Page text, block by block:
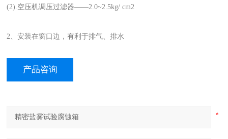
(2).空压机调压过滤器——2.0~2.5kg/ cm2
2、安装在窗口边，有利于排气、排水
产品咨询